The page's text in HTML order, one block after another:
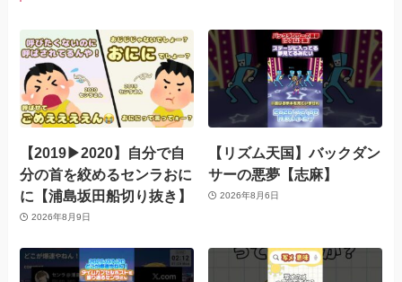
【2019▶︎2020】自分で自
分の首を絞めるセンラおに
に【浦島坂田船切り抜き】
2026年8月9日
【リズム天国】バックダン
サーの悪夢【志麻】
2026年8月6日